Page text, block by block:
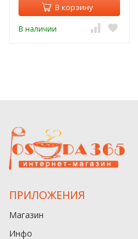
В корзину
В наличии
ПРИЛОЖЕНИЯ
Магазин
Инфо